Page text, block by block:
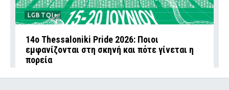
LGBTQI+
14ο Thessaloniki Pride 2026: Ποιοι
εμφανίζονται στη σκηνή και πότε γίνεται η
πορεία